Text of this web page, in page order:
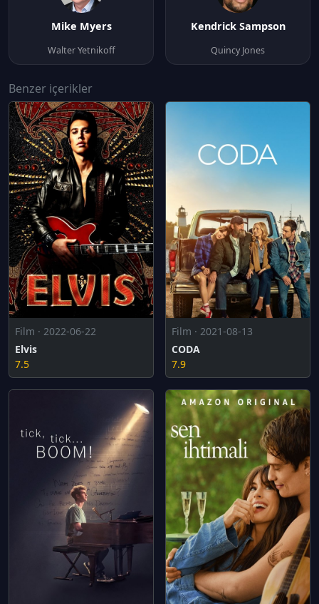
Mike Myers
Walter Yetnikoff
Kendrick Sampson
Quincy Jones
Benzer içerikler
Film · 2022-06-22
Elvis
7.5
Film · 2021-08-13
CODA
7.9